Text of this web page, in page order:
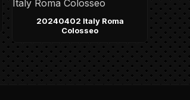
20240402 Italy Roma
Colosseo